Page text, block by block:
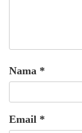
Nama *
Email *